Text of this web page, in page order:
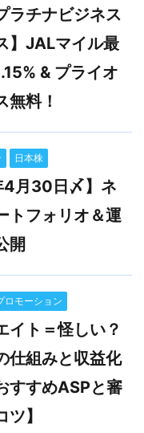
ラチナビジネス
】JALマイル最
& プライオ
無料！
日本株
4月30日〆】ネ
トフォリオ＆運
開
ロモーション
イト＝怪しい？
仕組みと収益化
すすめASPと審
】